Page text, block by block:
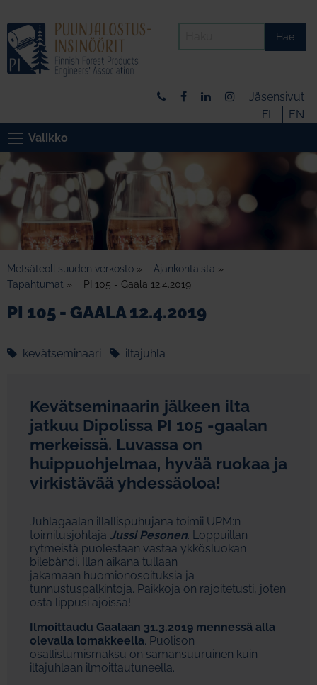
Hae
Jäsensivut
FI
EN
Valikko
Metsäteollisuuden verkosto » Ajankohtaista »
Tapahtumat » PI 105 - Gaala 12.4.2019
PI 105 - GAALA 12.4.2019
kevätseminaari iltajuhla
Kevätseminaarin jälkeen ilta
jatkuu Dipolissa PI 105 -gaalan
merkeissä. Luvassa on
huippuohjelmaa, hyvää ruokaa ja
virkistävää yhdessäoloa!
Juhlagaalan illallispuhujana toimii UPM:n
toimitusjohtaja Jussi Pesonen. Loppuillan
rytmeistä puolestaan vastaa ykkösluokan
bilebändi. Illan aikana tullaan
jakamaan huomionosoituksia ja
tunnustuspalkintoja. Paikkoja on rajoitetusti, joten
osta lippusi ajoissa!
Ilmoittaudu Gaalaan 31.3.2019 mennessä alla
olevalla lomakkeella. Puolison
osallistumismaksu on samansuuruinen kuin
iltajuhlaan ilmoittautuneella.